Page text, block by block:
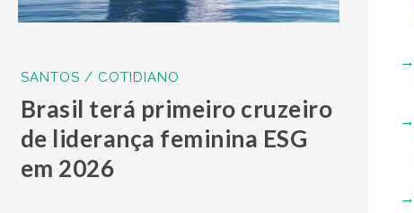
SANTOS / COTIDIANO
Brasil terá primeiro cruzeiro
de liderança feminina ESG
em 2026